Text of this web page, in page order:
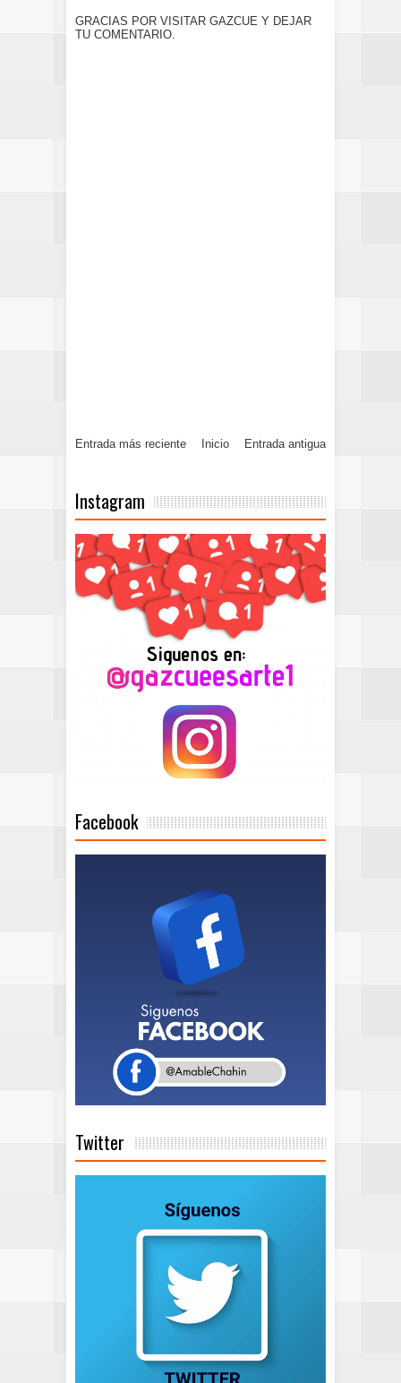
GRACIAS POR VISITAR GAZCUE Y DEJAR
TU COMENTARIO.
Entrada más reciente Entrada antigua
Inicio
Instagram
Facebook
Twitter